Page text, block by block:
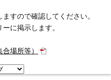
すので確認してください。
に掲示します。
場所等）